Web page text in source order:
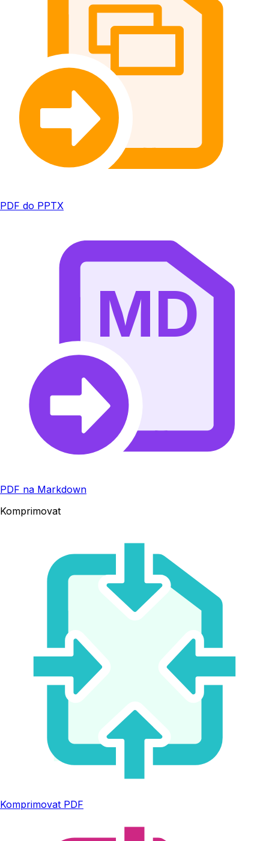
PDF do PPTX
MD
PDF na Markdown
Komprimovat
Komprimovat PDF